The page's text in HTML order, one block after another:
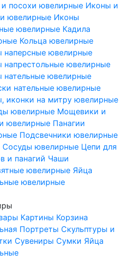
посохи ювелирные Иконы и
ювелирные Иконы
ювелирные Кадила
Кольца ювелирные
наперсные ювелирные
напрестольные ювелирные
нательные ювелирные
нательные ювелирные
иконки на митру ювелирные
ювелирные Мощевики и
ювелирные Панагии
Подсвечники ювелирные
Сосуды ювелирные Цепи для
и панагий Чаши
ювелирные Яйца
ювелирные
Картины Корзина
Портреты Скульптуры и
Сувениры Сумки Яйца